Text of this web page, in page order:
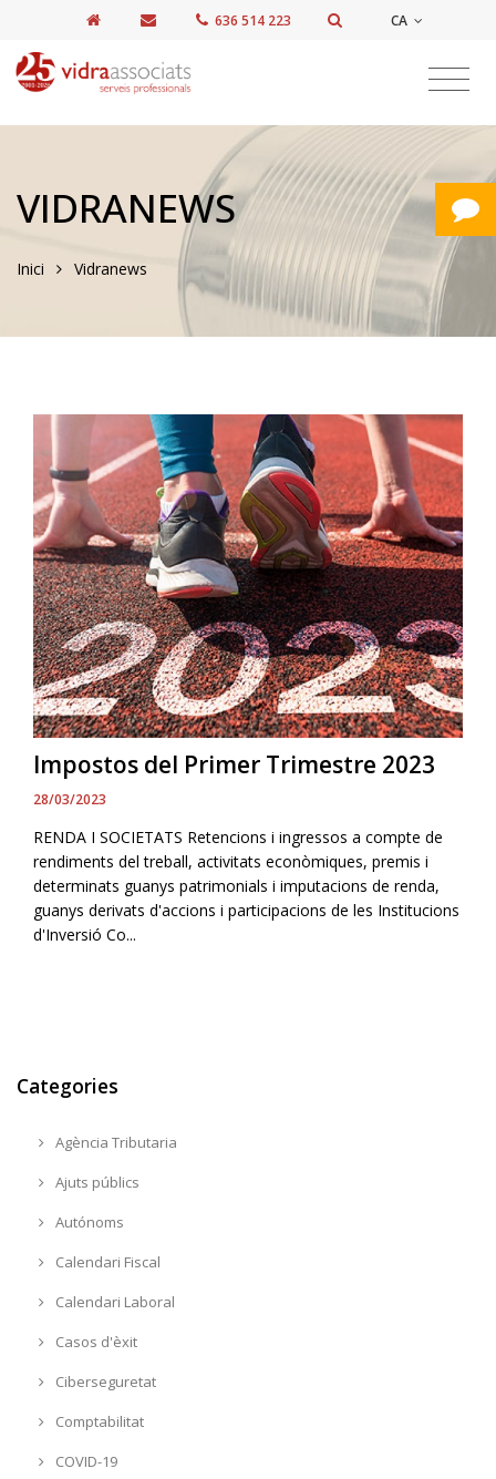
636 514 223 CA
VIDRANEWS
Inici Vidranews
Impostos del Primer Trimestre 2023
28/03/2023
RENDA I SOCIETATS Retencions i ingressos a compte de
rendiments del treball, activitats econòmiques, premis i
determinats guanys patrimonials i imputacions de renda,
guanys derivats d'accions i participacions de les Institucions
d'Inversió Co...
Categories
Agència Tributaria
Ajuts públics
Autónoms
Calendari Fiscal
Calendari Laboral
Casos d'èxit
Ciberseguretat
Comptabilitat
COVID-19